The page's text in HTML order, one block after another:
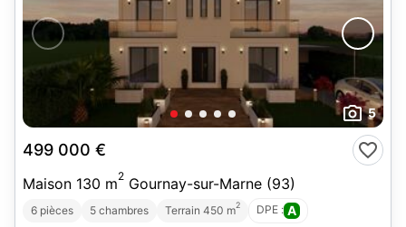
5
499 000 €
Maison 130 m2 Gournay-sur-Marne (93)
6 pièces 5 chambres Terrain 450 m2 DPE : A